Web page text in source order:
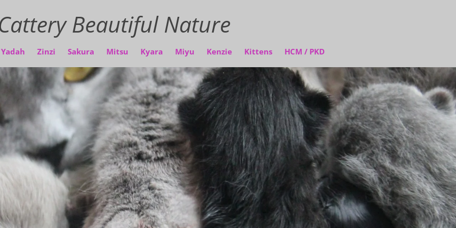
Beautiful Nature
Yadah Zinzi Sakura Mitsu Kyara Miyu Kenzie Kittens HCM / PKD